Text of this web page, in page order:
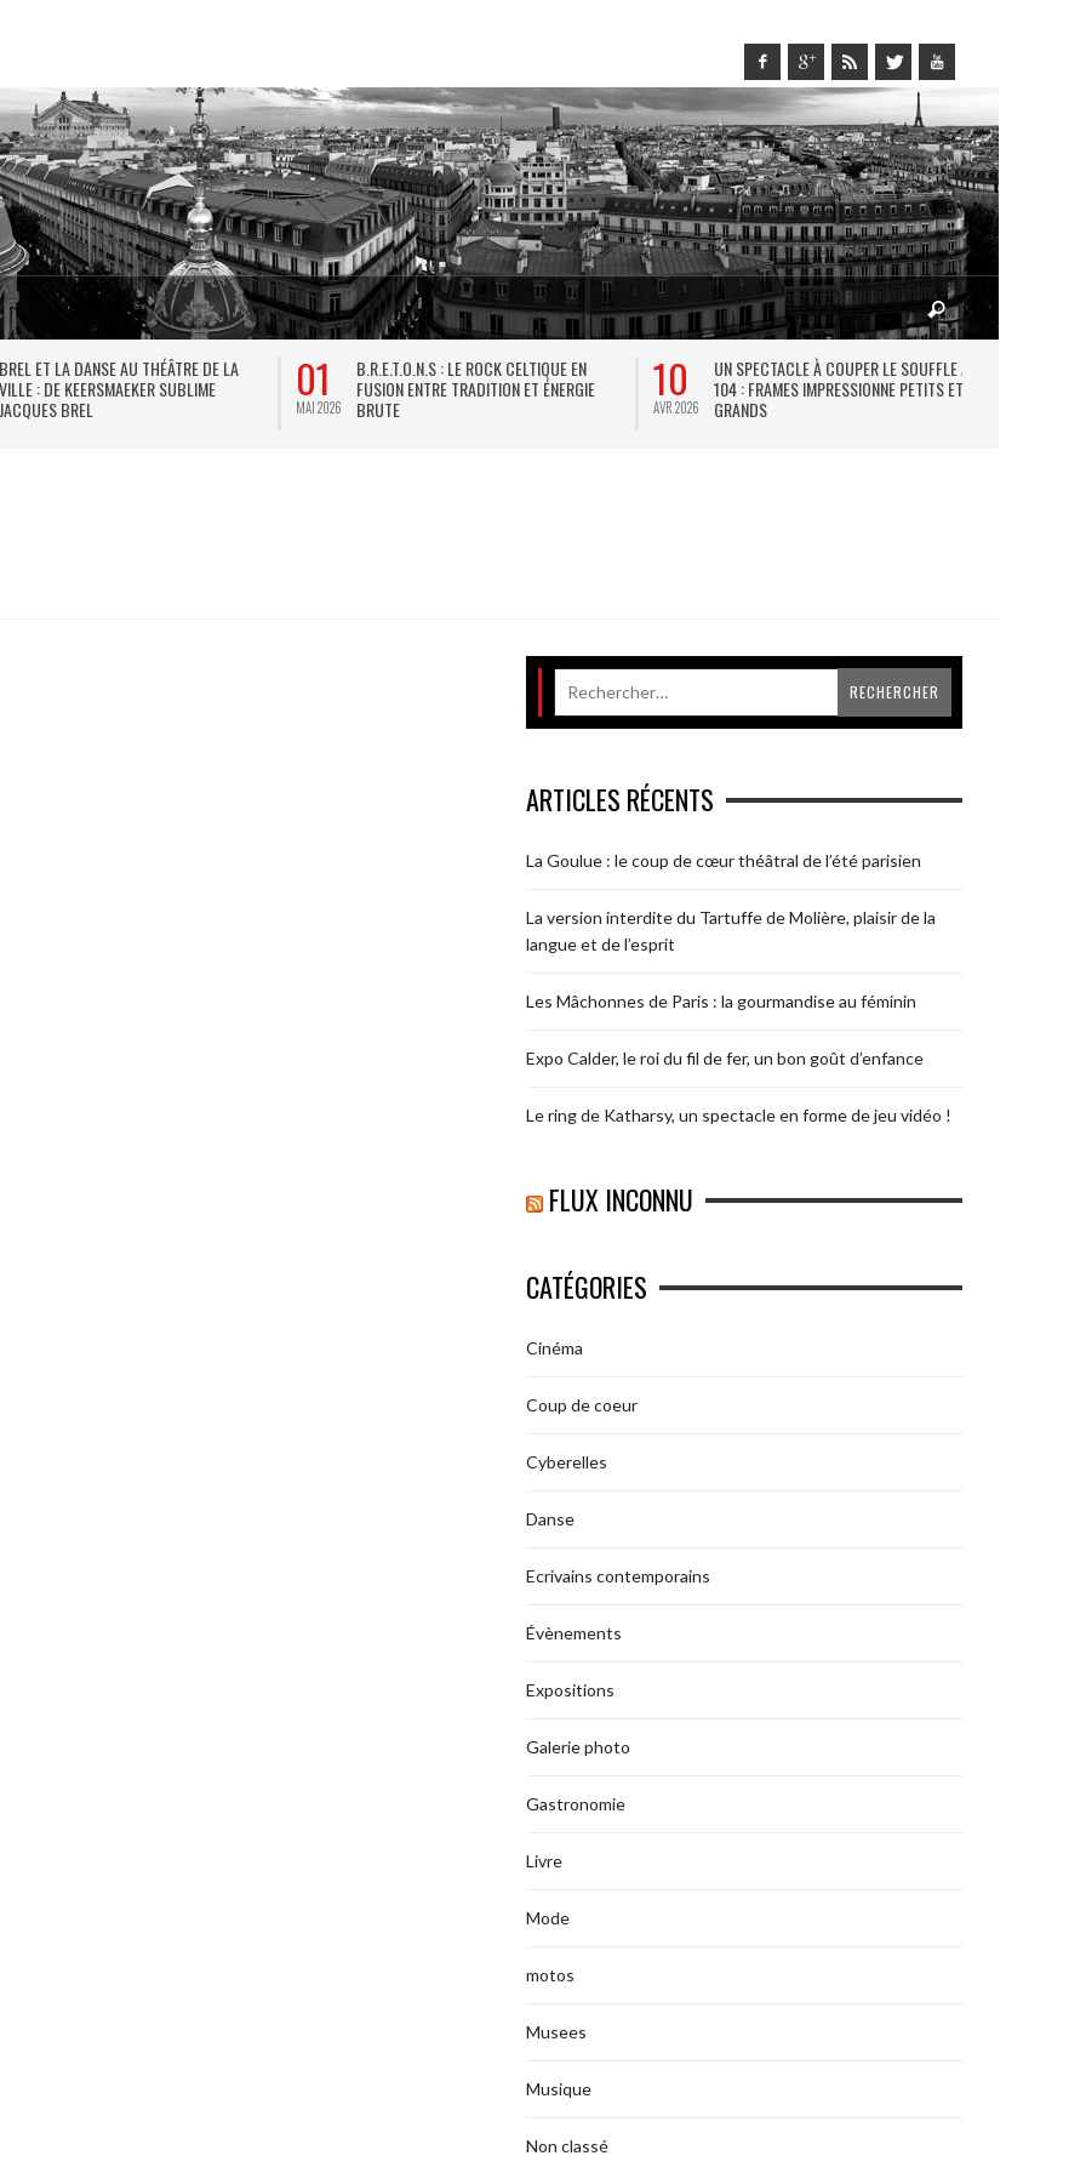
BREL ET LA DANSE AU THÉÂTRE DE LA
VILLE : DE KEERSMAEKER SUBLIME
JACQUES BREL
01
MAI 2026
B.R.E.T.O.N.S : LE ROCK CELTIQUE EN
FUSION ENTRE TRADITION ET ÉNERGIE
BRUTE
10
AVR 2026
UN SPECTACLE À COUPER LE SOUFFLE AU
104 : FRAMES IMPRESSIONNE PETITS ET
GRANDS
ARTICLES RÉCENTS
La Goulue : le coup de cœur théâtral de l’été parisien
La version interdite du Tartuffe de Molière, plaisir de la
langue et de l’esprit
Les Mâchonnes de Paris : la gourmandise au féminin
Expo Calder, le roi du fil de fer, un bon goût d’enfance
Le ring de Katharsy, un spectacle en forme de jeu vidéo !
FLUX INCONNU
CATÉGORIES
Cinéma
Coup de coeur
Cyberelles
Danse
Ecrivains contemporains
Évènements
Expositions
Galerie photo
Gastronomie
Livre
Mode
motos
Musees
Musique
Non classé